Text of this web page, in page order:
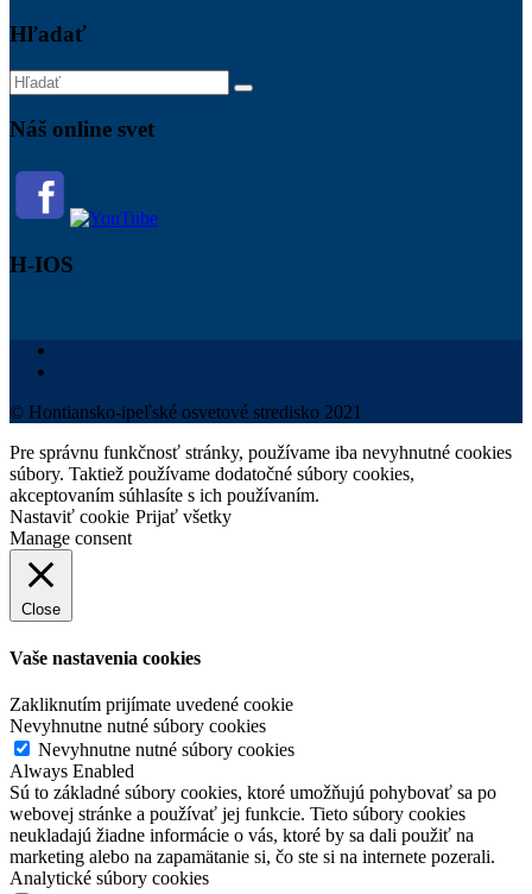
Hľadať
Náš online svet
H-IOS
© Hontiansko-ipeľské osvetové stredisko 2021
Pre správnu funkčnosť stránky, používame iba nevyhnutné cookies
súbory. Taktiež používame dodatočné súbory cookies,
akceptovaním súhlasíte s ich používaním.
Nastaviť cookie Prijať všetky
Manage consent
Close
Vaše nastavenia cookies
Zakliknutím prijímate uvedené cookie
Nevyhnutne nutné súbory cookies
Nevyhnutne nutné súbory cookies
Always Enabled
Sú to základné súbory cookies, ktoré umožňujú pohybovať sa po
webovej stránke a používať jej funkcie. Tieto súbory cookies
neukladajú žiadne informácie o vás, ktoré by sa dali použiť na
marketing alebo na zapamätanie si, čo ste si na internete pozerali.
Analytické súbory cookies